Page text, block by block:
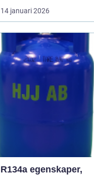
är den en kreativ
verkstad, en
samarbetspartner i både
små och stora
inredningsprojekt. När
14 januari 2026
R134a egenskaper,